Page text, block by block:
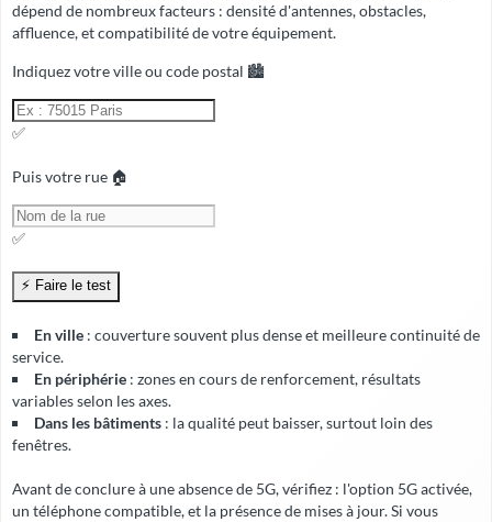
dépend de nombreux facteurs : densité d'antennes, obstacles,
affluence, et compatibilité de votre équipement.
Indiquez votre ville ou code postal 🏙️
✅
Puis votre rue 🏠
✅
En ville : couverture souvent plus dense et meilleure continuité de
service.
En périphérie : zones en cours de renforcement, résultats
variables selon les axes.
Dans les bâtiments : la qualité peut baisser, surtout loin des
fenêtres.
Avant de conclure à une absence de 5G, vérifiez : l'option 5G activée,
un téléphone compatible, et la présence de mises à jour. Si vous